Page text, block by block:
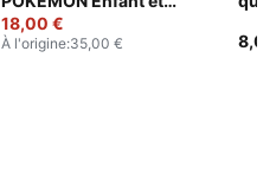
Adolescent
18,00 €
À l'origine:35,00 €